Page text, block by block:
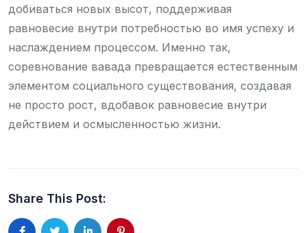
добиваться новых высот, поддерживая
равновесие внутри потребностью во имя успеху и
наслаждением процессом. Именно так,
соревнование вавада превращается естественным
элементом социального существования, создавая
не просто рост, вдобавок равновесие внутри
действием и осмысленностью жизни.
Share This Post: